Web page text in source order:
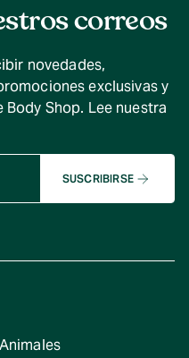
correos
novedades,
exclusivas y
Shop. Lee nuestra
SUSCRIBIRSE